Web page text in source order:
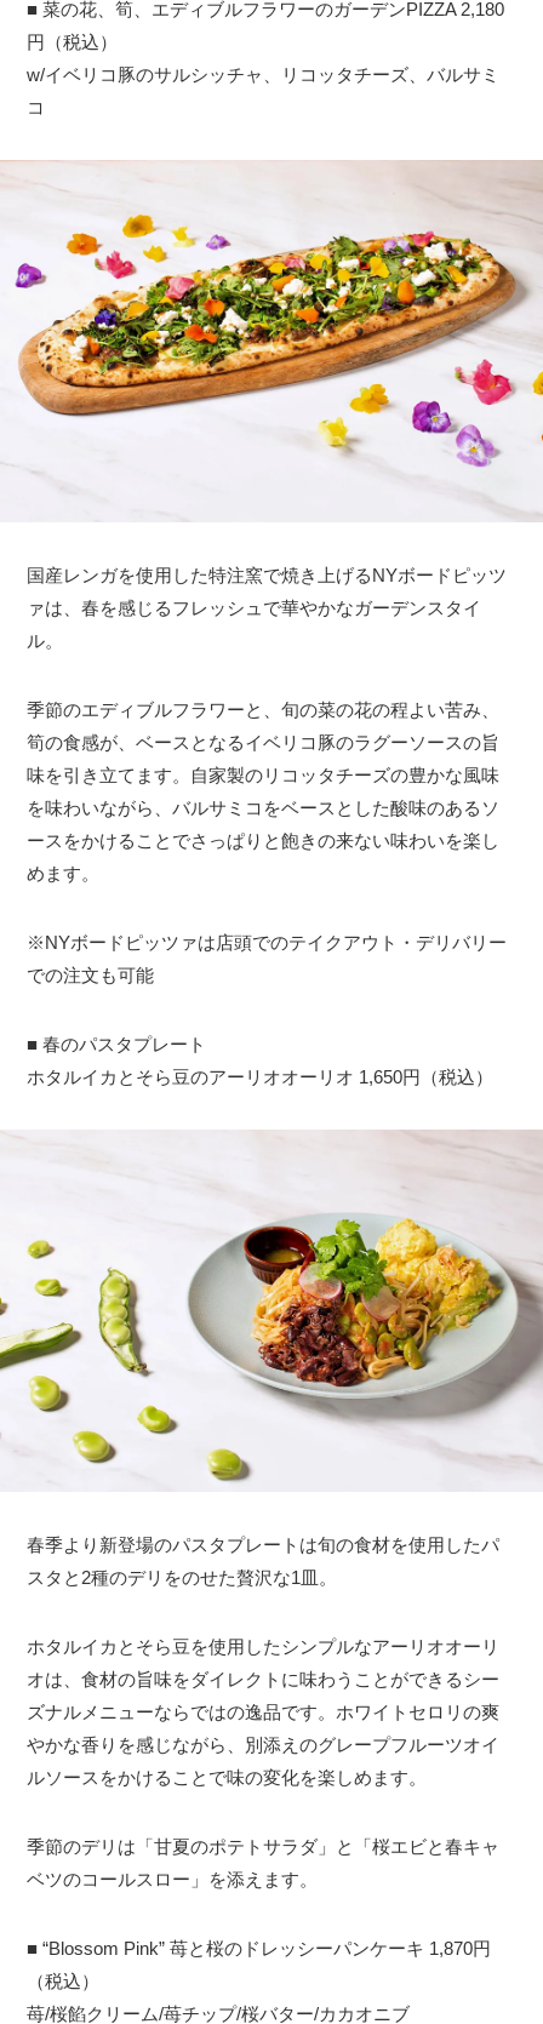
■ 菜の花、筍、エディブルフラワーのガーデンPIZZA 2,180
円（税込）
w/イベリコ豚のサルシッチャ、リコッタチーズ、バルサミ
コ
国産レンガを使用した特注窯で焼き上げるNYボードピッツ
ァは、春を感じるフレッシュで華やかなガーデンスタイ
ル。
季節のエディブルフラワーと、旬の菜の花の程よい苦み、
筍の食感が、ベースとなるイベリコ豚のラグーソースの旨
味を引き立てます。自家製のリコッタチーズの豊かな風味
を味わいながら、バルサミコをベースとした酸味のあるソ
ースをかけることでさっぱりと飽きの来ない味わいを楽し
めます。
※NYボードピッツァは店頭でのテイクアウト・デリバリー
での注文も可能
■ 春のパスタプレート
ホタルイカとそら豆のアーリオオーリオ 1,650円（税込）
春季より新登場のパスタプレートは旬の食材を使用したパ
スタと2種のデリをのせた贅沢な1皿。
ホタルイカとそら豆を使用したシンプルなアーリオオーリ
オは、食材の旨味をダイレクトに味わうことができるシー
ズナルメニューならではの逸品です。ホワイトセロリの爽
やかな香りを感じながら、別添えのグレープフルーツオイ
ルソースをかけることで味の変化を楽しめます。
季節のデリは「甘夏のポテトサラダ」と「桜エビと春キャ
ベツのコールスロー」を添えます。
■ “Blossom Pink” 苺と桜のドレッシーパンケーキ 1,870円
（税込）
苺/桜餡クリーム/苺チップ/桜バター/カカオニブ